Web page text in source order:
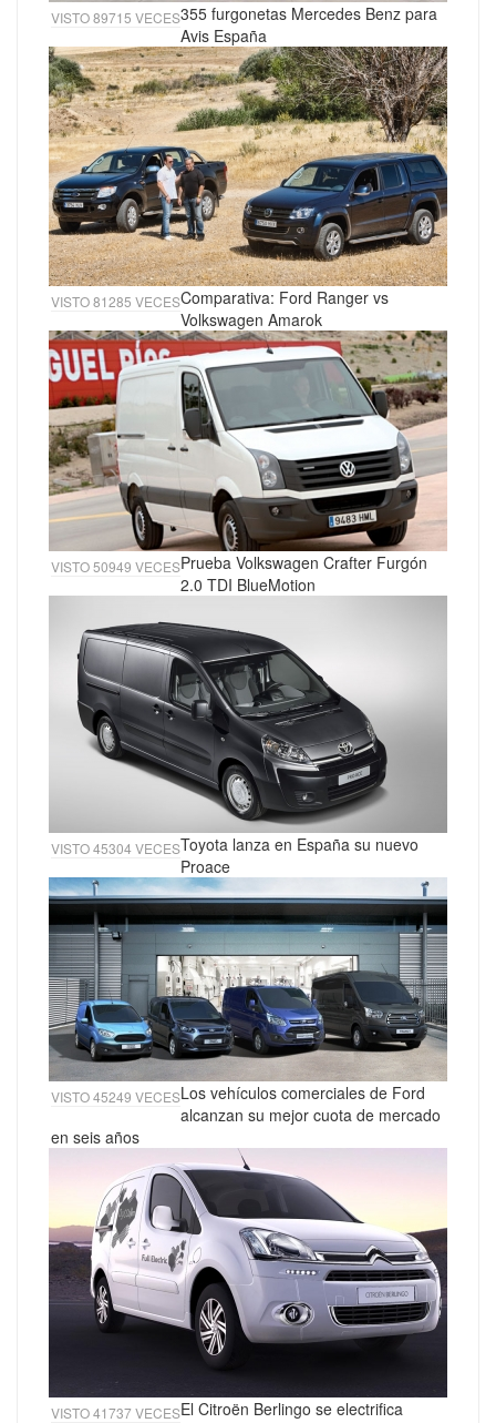
VISTO 89715 VECES355 furgonetas Mercedes Benz para
Avis España
VISTO 81285 VECESComparativa: Ford Ranger vs
Volkswagen Amarok
VISTO 50949 VECESPrueba Volkswagen Crafter Furgón
2.0 TDI BlueMotion
VISTO 45304 VECESToyota lanza en España su nuevo
Proace
VISTO 45249 VECESLos vehículos comerciales de Ford
alcanzan su mejor cuota de mercado
en seis años
VISTO 41737 VECESEl Citroën Berlingo se electrifica